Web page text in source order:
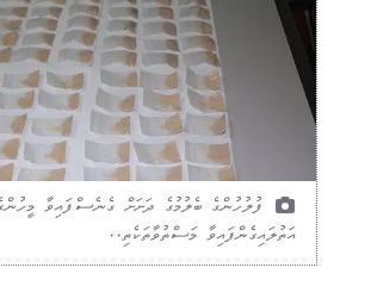
ފުލުހުންގެ ބެލުމުގެ ދަށަށް ގެނެސްފައިވާ
އަތުލައިގެންފައިވާ މަސްތުވާތަކެތި..